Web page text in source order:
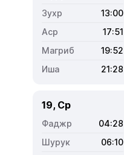
13:00
17:51
19:52
21:28
19, Ср
04:28
06:10